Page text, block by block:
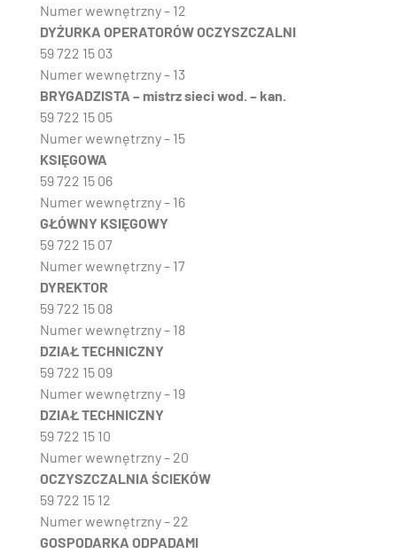
Numer wewnętrzny – 12
DYŻURKA OPERATORÓW OCZYSZCZALNI
59 722 15 03
Numer wewnętrzny – 13
BRYGADZISTA – mistrz sieci wod. – kan.
59 722 15 05
Numer wewnętrzny – 15
KSIĘGOWA
59 722 15 06
Numer wewnętrzny – 16
GŁÓWNY KSIĘGOWY
59 722 15 07
Numer wewnętrzny – 17
DYREKTOR
59 722 15 08
Numer wewnętrzny – 18
DZIAŁ TECHNICZNY
59 722 15 09
Numer wewnętrzny – 19
DZIAŁ TECHNICZNY
59 722 15 10
Numer wewnętrzny – 20
OCZYSZCZALNIA ŚCIEKÓW
59 722 15 12
Numer wewnętrzny – 22
GOSPODARKA ODPADAMI